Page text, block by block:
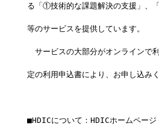
る「①技術的な課題解決の支援」、
等のサービスを提供しています。
サービスの大部分がオンラインで
定の利用申込書により、お申し込みく
■HDICについて：HDICホームページ